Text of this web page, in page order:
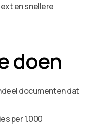
en snellere
doen
documenten dat
per 1.000